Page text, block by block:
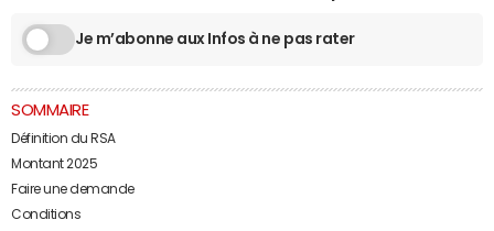
Je m’abonne aux Infos à ne pas rater
SOMMAIRE
Définition du RSA
Montant 2025
Faire une demande
Conditions